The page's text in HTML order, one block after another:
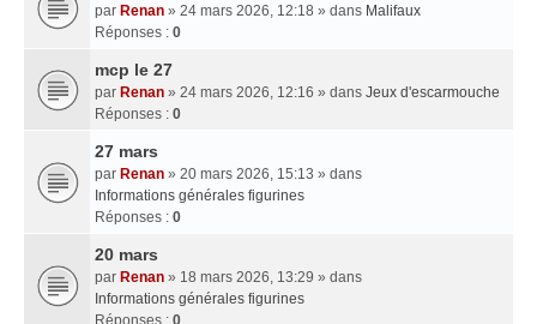
par Renan » 24 mars 2026, 12:18 » dans Malifaux
Réponses : 0
mcp le 27
par Renan » 24 mars 2026, 12:16 » dans Jeux d'escarmouche
Réponses : 0
27 mars
par Renan » 20 mars 2026, 15:13 » dans
Informations générales figurines
Réponses : 0
20 mars
par Renan » 18 mars 2026, 13:29 » dans
Informations générales figurines
Réponses : 0